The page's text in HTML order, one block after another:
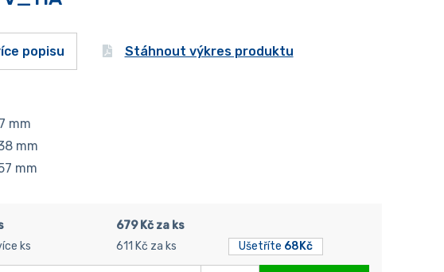
popisu Stáhnout výkres produktu
mm
mm
mm
679 Kč za ks
ks
611 Kč za ks Ušetříte 68Kč